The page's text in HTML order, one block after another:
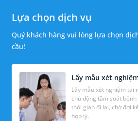
Lựa chọn dịch vụ
Quý khách hàng vui lòng lựa chọn
cầu!
Lấy mẫu xét
Lấy mẫu xét nghiệm tại
chủ động tầm soát
thời gian đi lại, chờ đợi kết quả với mức chi phí
hợp lý.